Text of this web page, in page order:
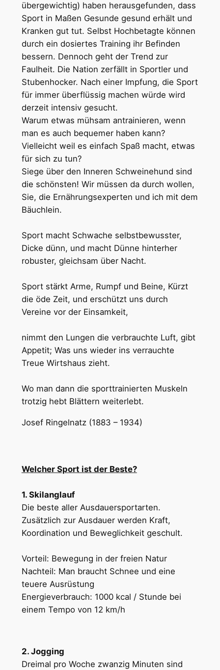
übergewichtig) haben herausgefunden, dass
Sport in Maßen Gesunde gesund erhält und
Kranken gut tut. Selbst Hochbetagte können
durch ein dosiertes Training ihr Befinden
bessern. Dennoch geht der Trend zur
Faulheit. Die Nation zerfällt in Sportler und
Stubenhocker. Nach einer Impfung, die Sport
für immer überflüssig machen würde wird
derzeit intensiv gesucht.
Warum etwas mühsam antrainieren, wenn
man es auch bequemer haben kann?
Vielleicht weil es einfach Spaß macht, etwas
für sich zu tun?
Siege über den Inneren Schweinehund sind
die schönsten! Wir müssen da durch wollen,
Sie, die Ernährungsexperten und ich mit dem
Bäuchlein.
Sport macht Schwache selbstbewusster,
Dicke dünn, und macht Dünne hinterher
robuster, gleichsam über Nacht.
Sport stärkt Arme, Rumpf und Beine, Kürzt
die öde Zeit, und erschützt uns durch
Vereine vor der Einsamkeit,
nimmt den Lungen die verbrauchte Luft, gibt
Appetit; Was uns wieder ins verrauchte
Treue Wirtshaus zieht.
Wo man dann die sporttrainierten Muskeln
trotzig hebt Blättern weiterlebt.
Josef Ringelnatz (1883 – 1934)
Welcher Sport ist der Beste?
1. Skilanglauf
Die beste aller Ausdauersportarten.
Zusätzlich zur Ausdauer werden Kraft,
Koordination und Beweglichkeit geschult.
Vorteil: Bewegung in der freien Natur
Nachteil: Man braucht Schnee und eine
teuere Ausrüstung
Energieverbrauch: 1000 kcal / Stunde bei
einem Tempo von 12 km/h
2. Jogging
Dreimal pro Woche zwanzig Minuten sind